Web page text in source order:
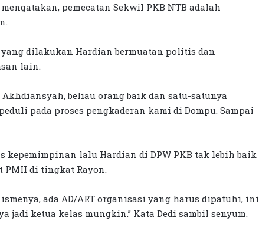
pemecatan Sekwil PKB NTB adalah
dilakukan Hardian bermuatan politis dan
lain.
beliau orang baik dan satu-satunya
pada proses pengkaderan kami di Dompu. Sampai
kepemimpinan lalu Hardian di DPW PKB tak lebih baik
PMII di tingkat Rayon.
ada AD/ART organisasi yang harus dipatuhi, ini
jadi ketua kelas mungkin.” Kata Dedi sambil senyum.
Kasus Tambang Emas Sekotong